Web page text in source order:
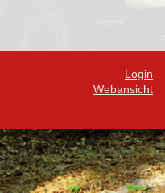
Login
Webansicht